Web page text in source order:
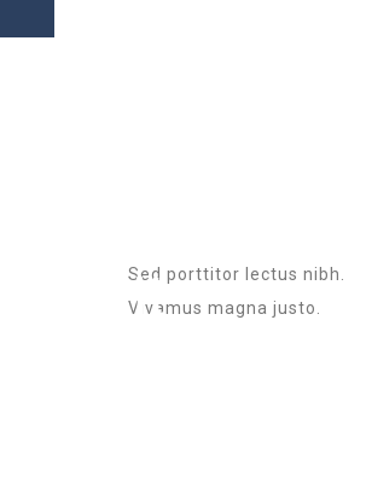
sit
Sed porttitor lectus nibh.
Vivamus magna justo.